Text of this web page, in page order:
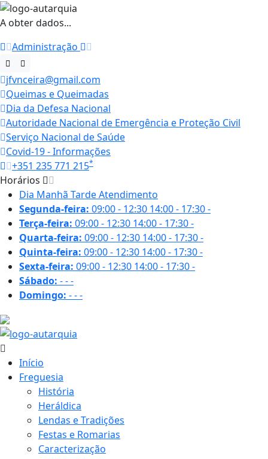
A obter dados...
Administração
jfvnceira@gmail.com
Queimas e Queimadas
Dia da Defesa Nacional
Autoridade Nacional de Emergência e Proteção Civil
Serviço Nacional de Saúde
Covid-19 - Informações
+351 235 771 215*
Horários
Dia Manhã TardeAtendimento
Segunda-feira: 09:00 - 12:30 14:00 - 17:30-
Terça-feira: 09:00 - 12:30 14:00 - 17:30-
Quarta-feira: 09:00 - 12:30 14:00 - 17:30-
Quinta-feira: 09:00 - 12:30 14:00 - 17:30-
Sexta-feira: 09:00 - 12:30 14:00 - 17:30-
Sábado: ---
Domingo: ---
Início
Freguesia
História
Heráldica
Lendas e Tradições
Festas e Romarias
Caracterização